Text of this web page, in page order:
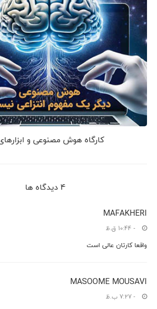
کارگاه هوش مصنوعی و
4 دیدگاه ها
MAFAKHERI
- 10:44 ق.ظ
واقعا کارتان عالی است
MASOOME MOUSAVI
- 7:27 ب.ظ